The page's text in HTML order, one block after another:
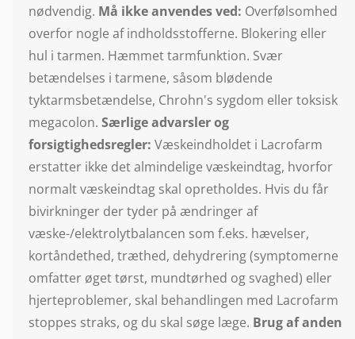
nødvendig. Må ikke anvendes ved: Overfølsomhed
overfor nogle af indholdsstofferne. Blokering eller
hul i tarmen. Hæmmet tarmfunktion. Svær
betændelses i tarmene, såsom blødende
tyktarmsbetændelse, Chrohn's sygdom eller toksisk
megacolon. Særlige advarsler og
forsigtighedsregler: Væskeindholdet i Lacrofarm
erstatter ikke det almindelige væskeindtag, hvorfor
normalt væskeindtag skal opretholdes. Hvis du får
bivirkninger der tyder på ændringer af
væske-/elektrolytbalancen som f.eks. hævelser,
kortåndethed, træthed, dehydrering (symptomerne
omfatter øget tørst, mundtørhed og svaghed) eller
hjerteproblemer, skal behandlingen med Lacrofarm
stoppes straks, og du skal søge læge. Brug af anden